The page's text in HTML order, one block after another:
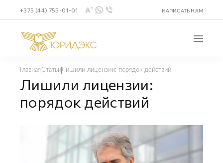
НАПИСАТЬ НАМ
+375 (44) 755-01-01
ГлавнаяСтатьиЛишили лицензии: порядок действий
Лишили лицензии:
порядок действий